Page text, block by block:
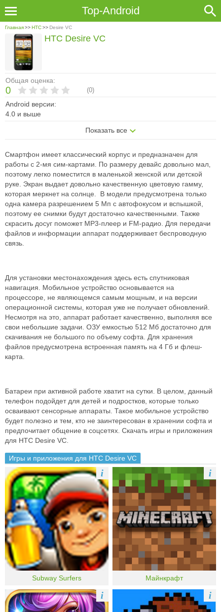
Top-Android
Главная>>HTC>> Desire VC
Общая оценка:
0 (0)
Android версии:
4.0 и выше
Показать все
HTC Desire VC
Смартфон имеет классический корпус и предназначен для
работы с 2-мя сим-картами. По размеру девайс довольно мал,
поэтому легко поместится в маленькой женской или детской
руке. Экран выдает довольно качественную цветовую гамму,
которая меркнет на солнце. В модели предусмотрена только
одна камера разрешением 5 Мп с автофокусом и вспышкой,
поэтому ее снимки будут достаточно качественными. Также
скрасить досуг поможет MP3-плеер и FM-радио. Для передачи
файлов и информации аппарат поддерживает беспроводную
связь.
Для установки местонахождения здесь есть спутниковая
навигация. Мобильное устройство основывается на
процессоре, не являющемся самым мощным, и на версии
операционной системы, которая уже не получает обновлений.
Несмотря на это, аппарат работает качественно, выполняя все
свои небольшие задачи. ОЗУ емкостью 512 Мб достаточно для
скачивания не большого по объему софта. Для хранения
файлов предусмотрена встроенная память на 4 Гб и флеш-
карта.
Батареи при активной работе хватит на сутки. В целом, данный
телефон подойдет для детей и подростков, которые только
осваивают сенсорные аппараты. Такое мобильное устройство
будет полезно и тем, кто не заинтересован в хранении софта и
предпочитает общение в соцсетях. Скачать игры и приложения
для HTC Desire VC.
Игры и приложения для HTC Desire VC
Subway Surfers
i
Майнкрафт
i
i i